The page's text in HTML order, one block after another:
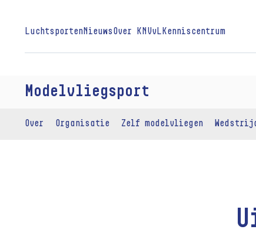
Luchtsporten Nieuws Over KNVvL Kenniscentrum
Modelvliegsport
Over Organisatie Zelf modelvliegen